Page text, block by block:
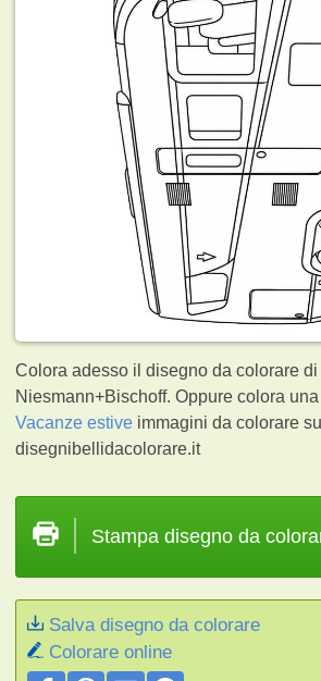
Colora adesso il disegno da colorare
Niesmann+Bischoff. Oppure colora
Vacanze estive immagini da colorare su
disegnibellidacolorare.it
Stampa disegno da
Salva disegno da colorare
Colorare online